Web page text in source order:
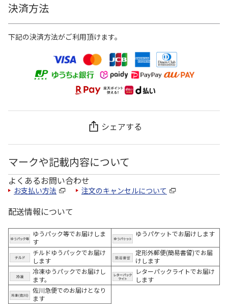
決済方法
下記の決済方法がご利用頂けます。
シェアする
マークや記載内容について
よくあるお問い合わせ
お支払い方法 注文のキャンセルについて
配送情報について
ゆうパック等でお届けしま
す
ゆうパケットでお届けします
チルドゆうパックでお届け
します
定形外郵便(簡易書留)でお届
けします
冷凍ゆうパックでお届けし
ます。
レターパックライトでお届け
します
佐川急便でのお届けとなり
ます